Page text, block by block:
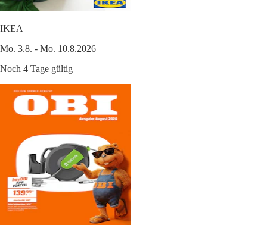
IKEA
Mo. 3.8. - Mo. 10.8.2026
Noch 4 Tage gültig